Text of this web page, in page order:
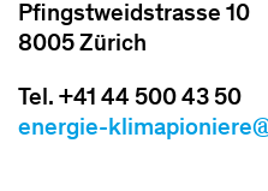
Pfingstweidstrasse 10
8005 Zürich
Tel. +41 44 500 43 50
energie-